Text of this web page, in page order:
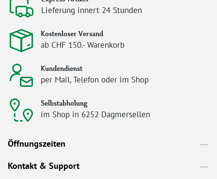
Lieferung innert 24 Stunden
Kostenloser Versand
ab CHF 150.- Warenkorb
Kundendienst
per Mail, Telefon oder im Shop
Selbstabholung
im Shop in 6252 Dagmersellen
Öffnungszeiten
Kontakt & Support